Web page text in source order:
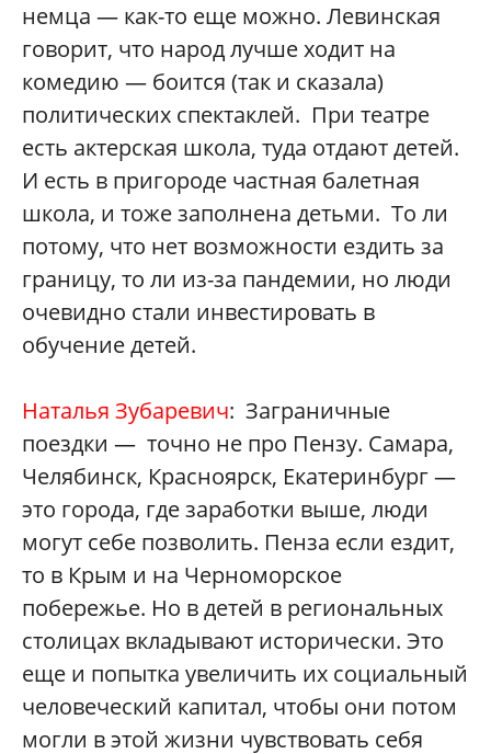
немца — как-то еще можно. Левинская
говорит, что народ лучше ходит на
комедию — боится (так и сказала)
политических спектаклей. При театре
есть актерская школа, туда отдают детей.
И есть в пригороде частная балетная
школа, и тоже заполнена детьми. То ли
потому, что нет возможности ездить за
границу, то ли из-за пандемии, но люди
очевидно стали инвестировать в
обучение детей.
Наталья Зубаревич: Заграничные
поездки — точно не про Пензу. Самара,
Челябинск, Красноярск, Екатеринбург —
это города, где заработки выше, люди
могут себе позволить. Пенза если ездит,
то в Крым и на Черноморское
побережье. Но в детей в региональных
столицах вкладывают исторически. Это
еще и попытка увеличить их социальный
человеческий капитал, чтобы они потом
могли в этой жизни чувствовать себя